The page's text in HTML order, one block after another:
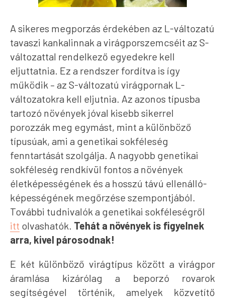
A sikeres megporzás érdekében az L-változatú
tavaszi kankalinnak a virágporszemcséit az S-
változattal rendelkező egyedekre kell
eljuttatnia. Ez a rendszer fordítva is így
működik – az S-változatú virágpornak L-
változatokra kell eljutnia. Az azonos típusba
tartozó növények jóval kisebb sikerrel
porozzák meg egymást, mint a különböző
típusúak, ami a genetikai sokféleség
fenntartását szolgálja. A nagyobb genetikai
sokféleség rendkívül fontos a növények
életképességének és a hosszú távú ellenálló-
képességének megőrzése szempontjából.
További tudnivalók a genetikai sokféleségről
itt olvashatók. Tehát a növények is figyelnek
arra, kivel párosodnak!
E két különböző virágtípus között a virágpor
áramlása kizárólag a beporzó rovarok
segítségével történik, amelyek közvetítő